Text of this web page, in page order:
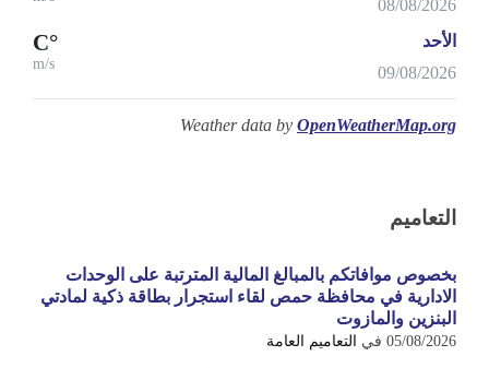
08/08/2026
الأحد
09/08/2026
°C
m/s
Weather data by OpenWeatherMap.org
التعاميم
بخصوص موافاتكم بالمبالغ المالية المترتبة على الوحدات
الادارية في محافظة حمص لقاء استجرار بطاقة ذكية لمادتي
البنزين والمازوت
05/08/2026 في التعاميم العامة